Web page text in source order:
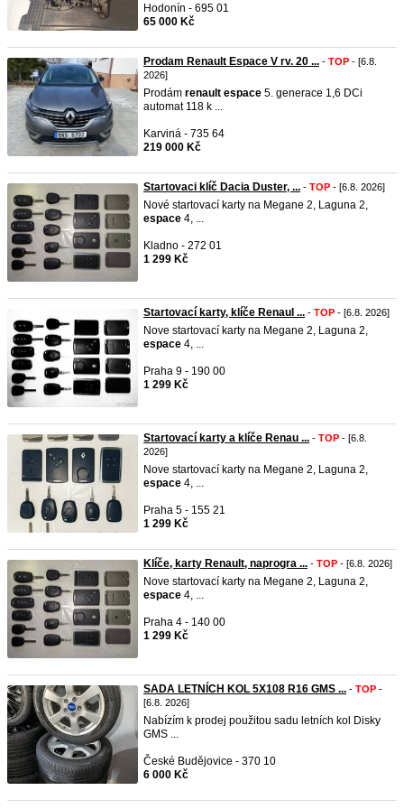
Hodonín - 695 01
65 000 Kč
Prodam Renault Espace V rv. 20 ... - TOP - [6.8.
2026]
Prodám renault espace 5. generace 1,6 DCi
automat 118 k ...
Karviná - 735 64
219 000 Kč
Startovaci klíč Dacia Duster, ... - TOP - [6.8. 2026]
Nové startovací karty na Megane 2, Laguna 2,
espace 4, ...
Kladno - 272 01
1 299 Kč
Startovací karty, klíče Renaul ... - TOP - [6.8. 2026]
Nove startovací karty na Megane 2, Laguna 2,
espace 4, ...
Praha 9 - 190 00
1 299 Kč
Startovací karty a klíče Renau ... - TOP - [6.8.
2026]
Nove startovací karty na Megane 2, Laguna 2,
espace 4, ...
Praha 5 - 155 21
1 299 Kč
Klíče, karty Renault, naprogra ... - TOP - [6.8. 2026]
Nove startovací karty na Megane 2, Laguna 2,
espace 4, ...
Praha 4 - 140 00
1 299 Kč
SADA LETNÍCH KOL 5X108 R16 GMS ... - TOP -
[6.8. 2026]
Nabízím k prodej použitou sadu letních kol Disky
GMS ...
České Budějovice - 370 10
6 000 Kč